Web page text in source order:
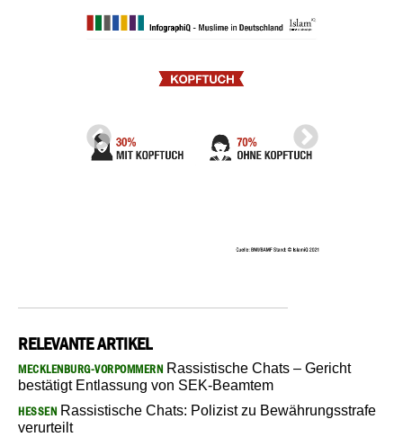
RELEVANTE ARTIKEL
MECKLENBURG-VORPOMMERN Rassistische Chats – Gericht
bestätigt Entlassung von SEK-Beamtem
HESSEN Rassistische Chats: Polizist zu Bewährungsstrafe
verurteilt